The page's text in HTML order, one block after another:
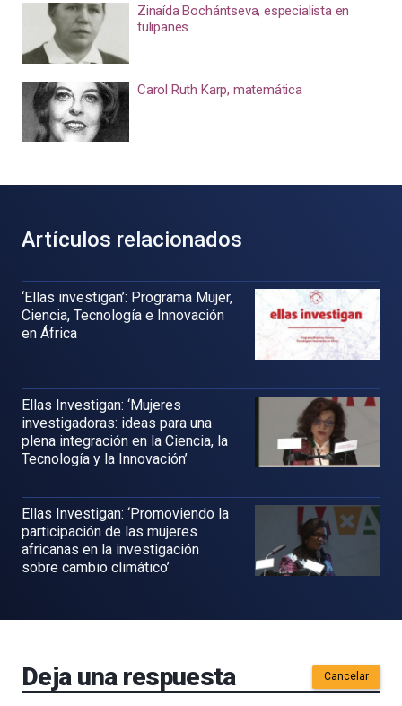
Zinaída Bochántseva, especialista en
tulipanes
Carol Ruth Karp, matemática
Artículos relacionados
‘Ellas investigan’: Programa Mujer,
Ciencia, Tecnología e Innovación
en África
Ellas Investigan: ‘Mujeres
investigadoras: ideas para una
plena integración en la Ciencia, la
Tecnología y la Innovación’
Ellas Investigan: ‘Promoviendo la
participación de las mujeres
africanas en la investigación
sobre cambio climático’
Deja una respuesta Cancelar